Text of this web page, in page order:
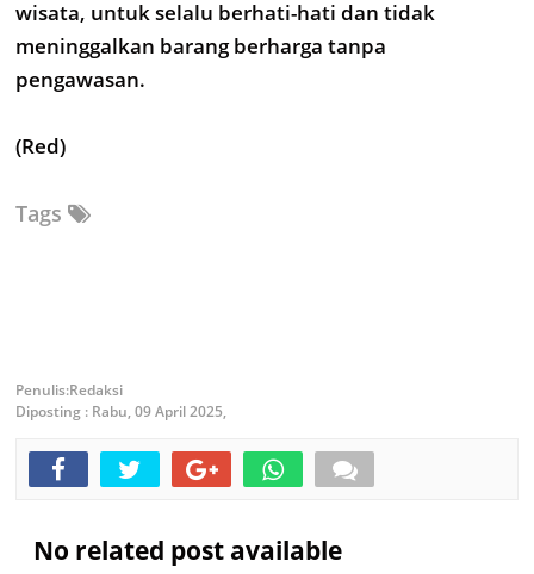
wisata, untuk selalu berhati-hati dan tidak
meninggalkan barang berharga tanpa
pengawasan.
(Red)
Tags
Redaksi
Diposting : Rabu, 09 April 2025,
No related post available